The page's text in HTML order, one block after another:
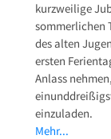
kurzweilige
sommerlichen
des alten
ersten
Anlass
einzuladen.
Mehr...